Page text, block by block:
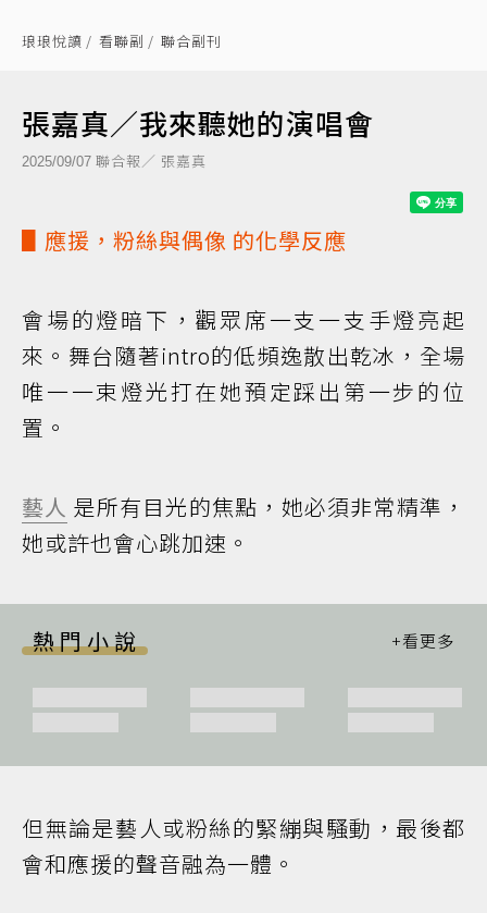
琅琅悅讀 看聯副 聯合副刊
張嘉真／我來聽她的演唱會
2025/09/07 聯合報／ 張嘉真
▋應援，粉絲與偶像 的化學反應
會場的燈暗下，觀眾席一支一支手燈亮起
來。舞台隨著intro的低頻逸散出乾冰，全場
唯一一束燈光打在她預定踩出第一步的位
置。
藝人 是所有目光的焦點，她必須非常精準，
她或許也會心跳加速。
熱門小說
但無論是藝人或粉絲的緊繃與騷動，最後都
會和應援的聲音融為一體。